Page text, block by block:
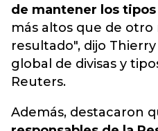
de mantener los
más altos que de otro
resultado", dijo
global de divisas y
Reuters.
Además, destacaron